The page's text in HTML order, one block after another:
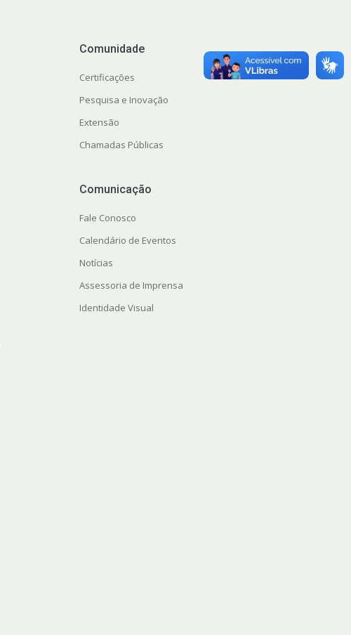
Comunidade
Certificações
Pesquisa e Inovação
Extensão
Chamadas Públicas
Comunicação
Fale Conosco
Calendário de Eventos
Notícias
Assessoria de Imprensa
Identidade Visual